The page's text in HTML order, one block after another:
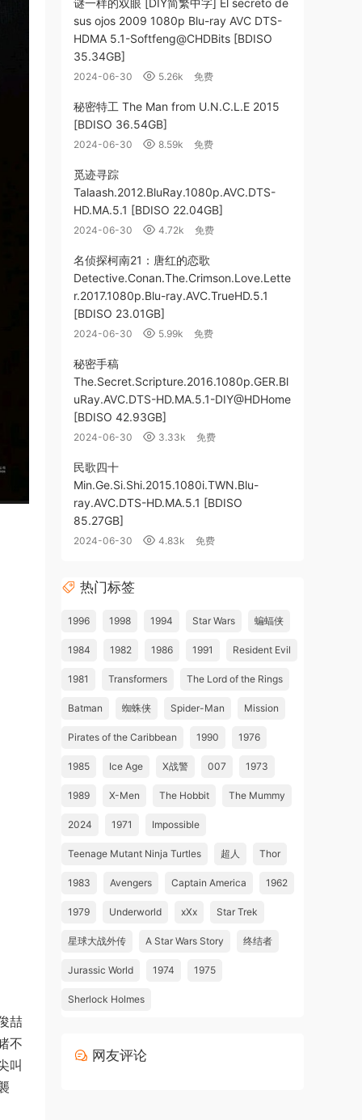
喆
不
叫
谜一样的双眼 [DIY简繁中字] El secreto de
sus ojos 2009 1080p Blu-ray AVC DTS-
HDMA 5.1-Softfeng@CHDBits [BDISO
35.34GB]
2024-06-30 5.26k 免费
秘密特工 The Man from U.N.C.L.E 2015
[BDISO 36.54GB]
2024-06-30 8.59k 免费
觅迹寻踪
Talaash.2012.BluRay.1080p.AVC.DTS-
HD.MA.5.1 [BDISO 22.04GB]
2024-06-30 4.72k 免费
名侦探柯南21：唐红的恋歌
Detective.Conan.The.Crimson.Love.Lette
r.2017.1080p.Blu-ray.AVC.TrueHD.5.1
[BDISO 23.01GB]
2024-06-30 5.99k 免费
秘密手稿
The.Secret.Scripture.2016.1080p.GER.Bl
uRay.AVC.DTS-HD.MA.5.1-DIY@HDHome
[BDISO 42.93GB]
2024-06-30 3.33k 免费
民歌四十
Min.Ge.Si.Shi.2015.1080i.TWN.Blu-
ray.AVC.DTS-HD.MA.5.1 [BDISO
85.27GB]
2024-06-30 4.83k 免费
热门标签
1996 1998 1994 Star Wars 蝙蝠侠
1984 1982 1986 1991 Resident Evil
1981 Transformers The Lord of the Rings
Batman 蜘蛛侠 Spider-Man Mission
Pirates of the Caribbean 1990 1976
1985 Ice Age X战警 007 1973
1989 X-Men The Hobbit The Mummy
2024 1971 Impossible
Teenage Mutant Ninja Turtles 超人 Thor
1983 Avengers Captain America 1962
1979 Underworld xXx Star Trek
星球大战外传 A Star Wars Story 终结者
Jurassic World 1974 1975
Sherlock Holmes
网友评论